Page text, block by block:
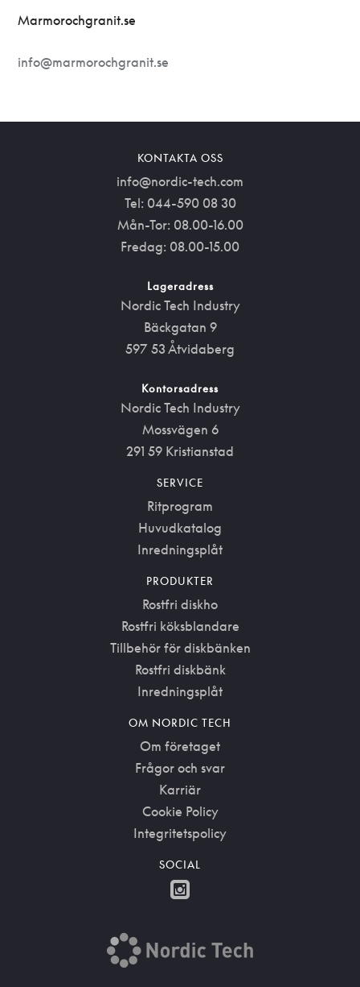
Marmorochgranit.se
info@marmorochgranit.se
KONTAKTA OSS
info@nordic-tech.com
Tel: 044-590 08 30
Mån-Tor: 08.00-16.00
Fredag: 08.00-15.00
Lageradress
Nordic Tech Industry
Bäckgatan 9
597 53 Åtvidaberg
Kontorsadress
Nordic Tech Industry
Mossvägen 6
291 59 Kristianstad
SERVICE
Ritprogram
Huvudkatalog
Inredningsplåt
PRODUKTER
Rostfri diskho
Rostfri köksblandare
Tillbehör för diskbänken
Rostfri diskbänk
Inredningsplåt
OM NORDIC TECH
Om företaget
Frågor och svar
Karriär
Cookie Policy
Integritetspolicy
SOCIAL